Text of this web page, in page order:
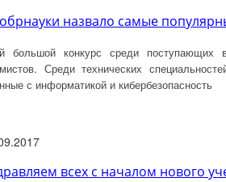
назвало самые
большой конкурс среди поступающих
Среди технических
с информатикой и кибербезопасность
всех с началом нового